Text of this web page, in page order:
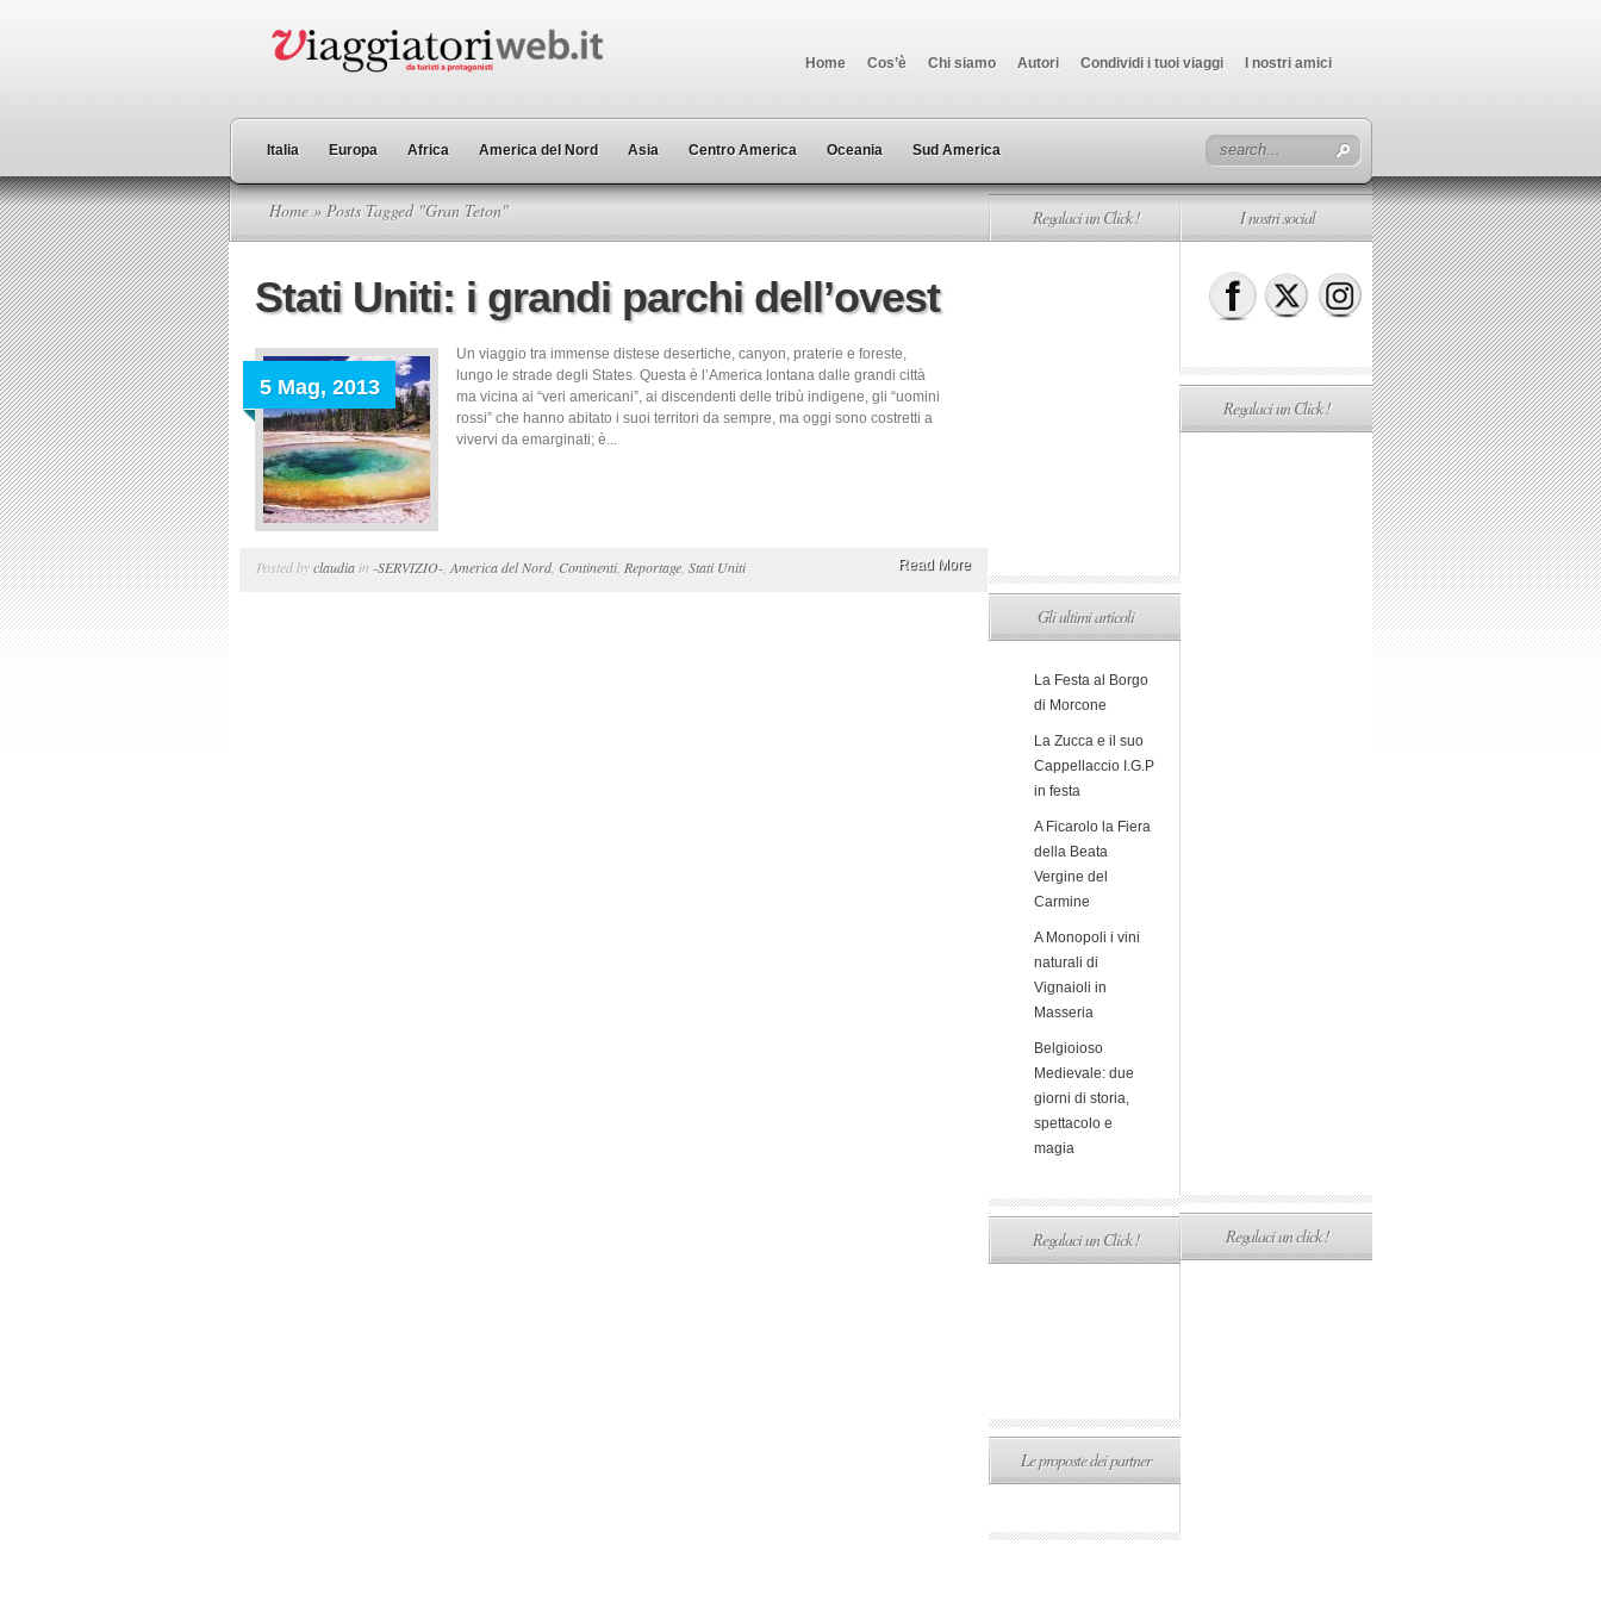
Home Cos’è Chi siamo Autori Condividi i tuoi viaggi I nostri amici
Italia Europa Africa America del Nord Asia Centro America Oceania Sud America
Home » Posts Tagged "Gran Teton"
Stati Uniti: i grandi parchi dell’ovest
5 Mag, 2013
Un viaggio tra immense distese desertiche, canyon, praterie e foreste,
lungo le strade degli States. Questa è l’America lontana dalle grandi città
ma vicina ai “veri americani”, ai discendenti delle tribù indigene, gli “uomini
rossi” che hanno abitato i suoi territori da sempre, ma oggi sono costretti a
vivervi da emarginati; è...
Posted byclaudia in -SERVIZIO- America del Nord, Continenti, Reportage Stati Uniti Read More
Regalaci un Click !
Gli ultimi articoli
La Festa al Borgo
di Morcone
La Zucca e il suo
Cappellaccio I.G.P
in festa
A Ficarolo la Fiera
della Beata
Vergine del
Carmine
A Monopoli i vini
naturali di
Vignaioli in
Masseria
Belgioioso
Medievale: due
giorni di storia,
spettacolo e
magia
Regalaci un Click !
Le proposte dei partner
I nostri social
Regalaci un Click !
Regalaci un click !